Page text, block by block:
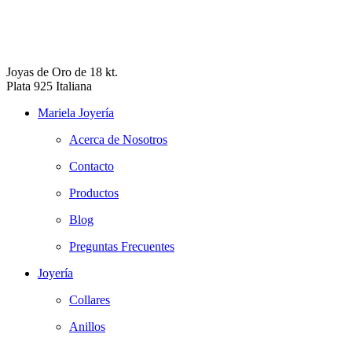
Joyas de Oro de 18 kt.
Plata 925 Italiana
Mariela Joyería
Acerca de Nosotros
Contacto
Productos
Blog
Preguntas Frecuentes
Joyería
Collares
Anillos